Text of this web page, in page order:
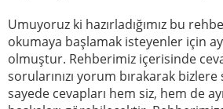
Umuyoruz ki hazırladığımız bu
okumaya başlamak isteyenler için
olmuştur. Rehberimiz içerisinde
sorularınızı yorum bırakarak
sayede cevapları hem siz, hem de